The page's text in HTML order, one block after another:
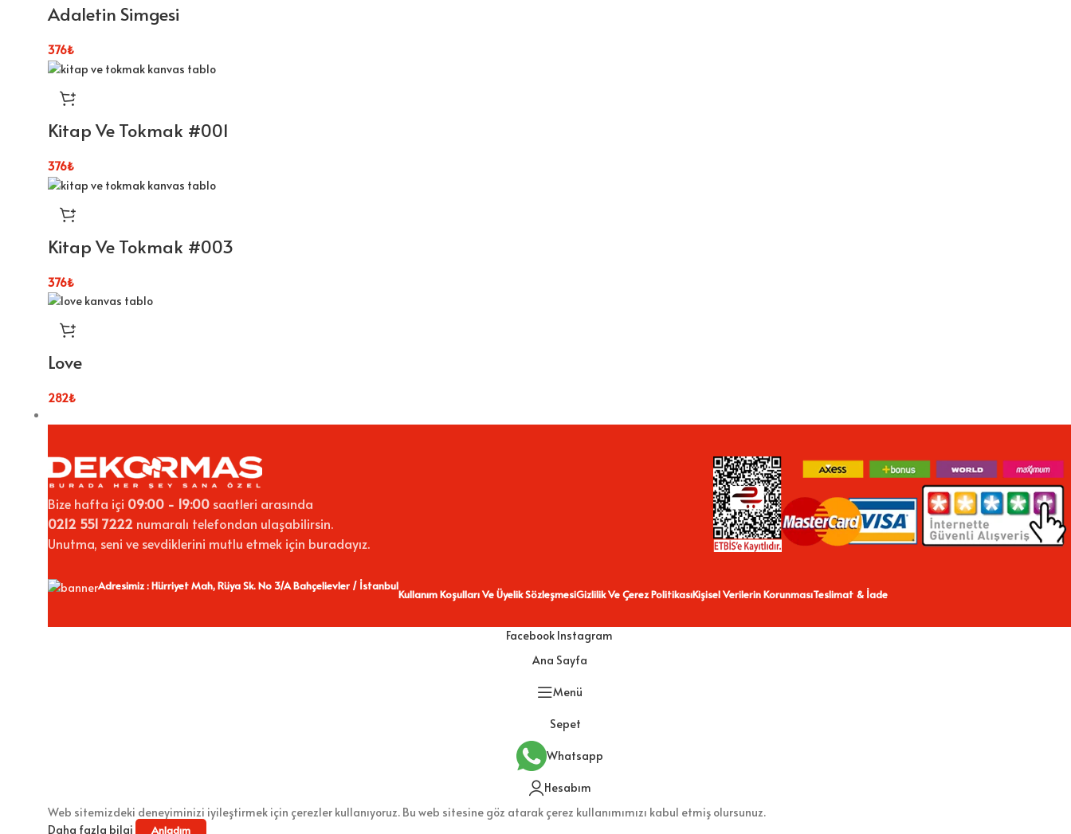
Adaletin Simgesi
376₺
Kitap Ve Tokmak #001
376₺
Kitap Ve Tokmak #003
376₺
Love
282₺
Bize hafta içi 09:00 - 19:00 saatleri arasında
0212 551 7222 numaralı telefondan ulaşabilirsin.
Unutma, seni ve sevdiklerini mutlu etmek için buradayız.
Adresimiz : Hürriyet Mah, Rüya Sk. No 3/A Bahçelievler / İstanbul
Kullanım Koşulları Ve Üyelik SözleşmesiGizlilik Ve Çerez PolitikasıKişisel Verilerin KorunmasıTeslimat & İade
Facebook Instagram
Ana Sayfa
Menü
Sepet
Whatsapp
Hesabım
Web sitemizdeki deneyiminizi iyileştirmek için çerezler kullanıyoruz. Bu web sitesine göz atarak çerez kullanımımızı kabul etmiş olursunuz.
Daha fazla bilgi
Anladım